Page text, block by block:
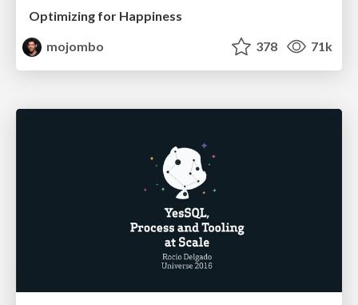
Optimizing for Happiness
mojombo
378 71k